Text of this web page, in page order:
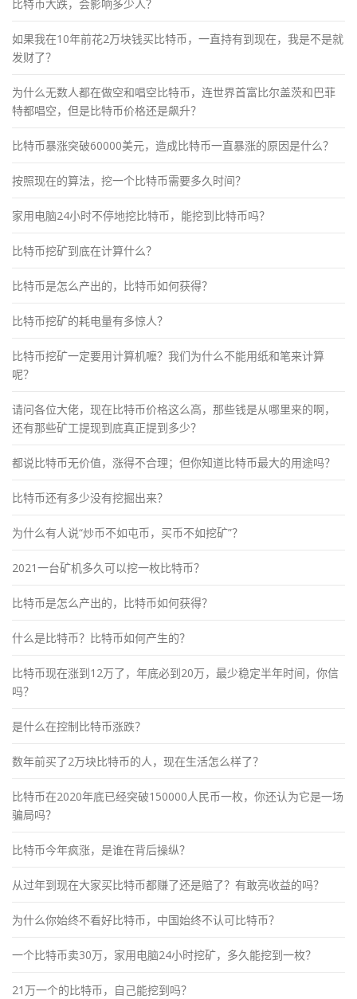
比特币大跌，会影响多少人？
如果我在10年前花2万块钱买比特币，一直持有到现在，我是不是就
发财了？
为什么无数人都在做空和唱空比特币，连世界首富比尔盖茨和巴菲
特都唱空，但是比特币价格还是飙升？
比特币暴涨突破60000美元，造成比特币一直暴涨的原因是什么？
按照现在的算法，挖一个比特币需要多久时间？
家用电脑24小时不停地挖比特币，能挖到比特币吗？
比特币挖矿到底在计算什么？
比特币是怎么产出的，比特币如何获得？
比特币挖矿的耗电量有多惊人？
比特币挖矿一定要用计算机嚒？我们为什么不能用纸和笔来计算
呢？
请问各位大佬，现在比特币价格这么高，那些钱是从哪里来的啊，
还有那些矿工提现到底真正提到多少？
都说比特币无价值，涨得不合理；但你知道比特币最大的用途吗？
比特币还有多少没有挖掘出来？
为什么有人说“炒币不如屯币，买币不如挖矿”？
2021一台矿机多久可以挖一枚比特币？
比特币是怎么产出的，比特币如何获得？
什么是比特币？比特币如何产生的？
比特币现在涨到12万了，年底必到20万，最少稳定半年时间，你信
吗？
是什么在控制比特币涨跌？
数年前买了2万块比特币的人，现在生活怎么样了？
比特币在2020年底已经突破150000人民币一枚，你还认为它是一场
骗局吗？
比特币今年疯涨，是谁在背后操纵？
从过年到现在大家买比特币都赚了还是赔了？有敢亮收益的吗？
为什么你始终不看好比特币，中国始终不认可比特币？
一个比特币卖30万，家用电脑24小时挖矿，多久能挖到一枚？
21万一个的比特币，自己能挖到吗？